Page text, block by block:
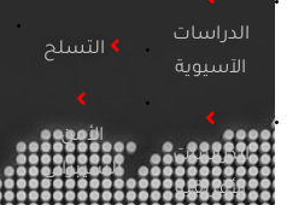
الدراسات
الآسيوية
الدراسات
الأفريقية
التسلح
الأمن
السيبراني